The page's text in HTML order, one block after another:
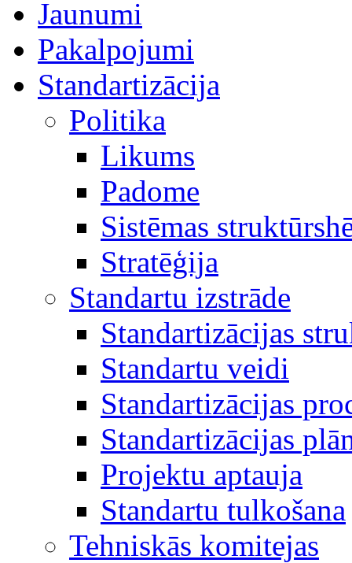
Jaunumi
Pakalpojumi
Standartizācija
Politika
Likums
Padome
Sistēmas
Stratēģija
Standartu izstrāde
Standartizācijas
Standartu veidi
Standartizācijas
Standartizācijas
Projektu aptauja
Standartu tulkošana
Tehniskās komitejas